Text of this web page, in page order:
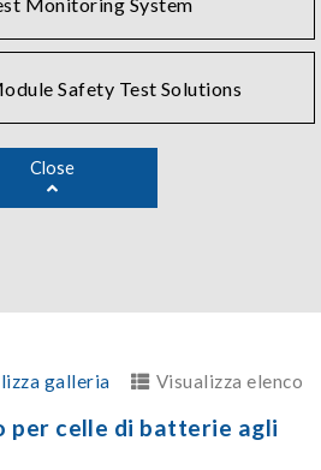
Safety Test Solutions
Close
galleria Visualizza elenco
per celle di batterie agli